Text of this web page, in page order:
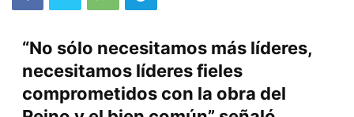
“No sólo necesitamos más líderes,
necesitamos líderes fieles
comprometidos con la obra del